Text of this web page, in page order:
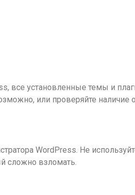
все установленные темы и
или проверяйте наличие
WordPress. Не
сложно взломать.